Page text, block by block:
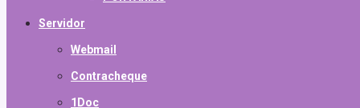
Servidor
Webmail
Contracheque
1Doc